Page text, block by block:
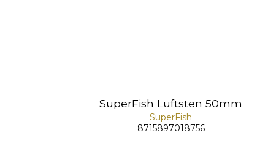
SuperFish Luftsten 50mm
SuperFish
8715897018756